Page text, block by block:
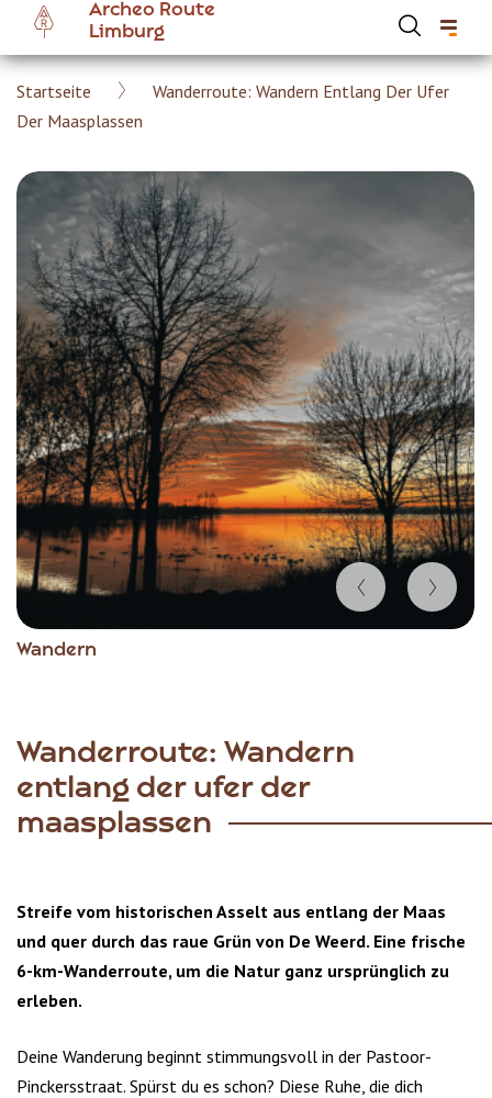
main
content
Archeo Route
Limburg
Breadcrumb
Startseite
Wanderroute: Wandern Entlang Der Ufer
Der Maasplassen
Wandern
Item
Wanderroute: Wandern
entlang der ufer der
maasplassen
Streife vom historischen Asselt aus entlang der Maas
und quer durch das raue Grün von De Weerd. Eine frische
6-km-Wanderroute, um die Natur ganz ursprünglich zu
erleben.
Deine Wanderung beginnt stimmungsvoll in der Pastoor-
Pinckersstraat. Spürst du es schon? Diese Ruhe, die dich